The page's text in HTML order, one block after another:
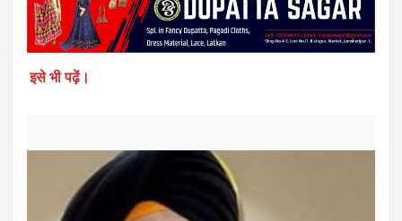
इसे भी पढ़ें।